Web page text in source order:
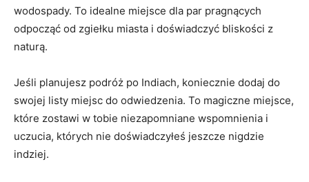
wodospady. To idealne miejsce dla par​ pragnących
odpocząć od zgiełku miasta i doświadczyć bliskości z
naturą.
Jeśli planujesz podróż po⁢ Indiach, koniecznie dodaj do
swojej ​listy miejsc do odwiedzenia. ‍To magiczne miejsce,
które zostawi w tobie niezapomniane wspomnienia i‌
uczucia, których nie doświadczyłeś jeszcze nigdzie
⁣indziej.